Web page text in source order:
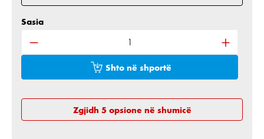
Sasia e produktit: Shkruani sasinë e dëshiruar
Sasia
Shto në shportë
Zgjidh 5 opsione në shumicë